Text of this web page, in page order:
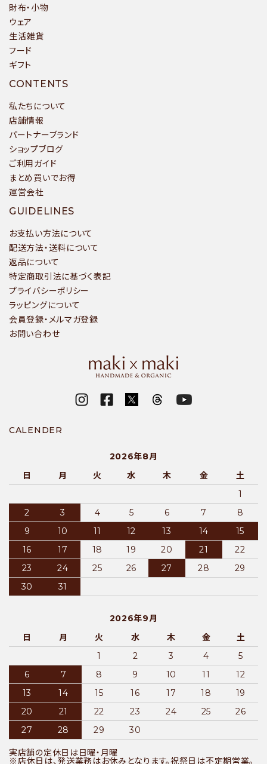
財布・小物
ウェア
生活雑貨
フード
ギフト
CONTENTS
私たちについて
店舗情報
パートナーブランド
ショップブログ
ご利用ガイド
まとめ買いでお得
運営会社
GUIDELINES
お支払い方法について
配送方法・送料について
返品について
特定商取引法に基づく表記
プライバシーポリシー
ラッピングについて
会員登録・メルマガ登録
お問い合わせ
CALENDER
2026年8月
日
月 火 水 木 金
土
1
2
3 4 5 6 7
8
9
10 11 12 13 14
15
16
17 18 19 20 21
22
23
24 25 26 27 28
29
30
31
2026年9月
日
月 火 水 木 金
土
1
2 3 4
5
6
7 8 9 10 11
12
13
14 15 16 17 18
19
20
21 22 23 24 25
26
27
28 29 30
実店舗の定休日は日曜・月曜
※店休日は、発送業務はお休みとなります。祝祭日は不定期営業。